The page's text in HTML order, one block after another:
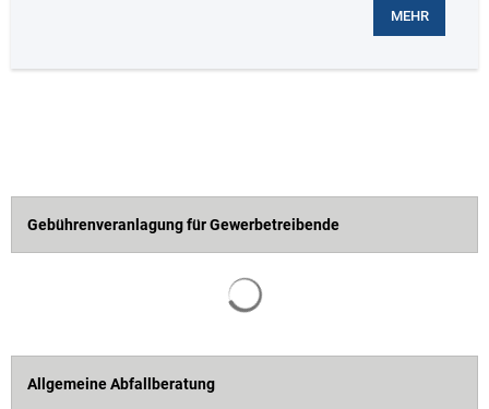
MEHR
Gebührenveranlagung für Gewerbetreibende
Allgemeine Abfallberatung